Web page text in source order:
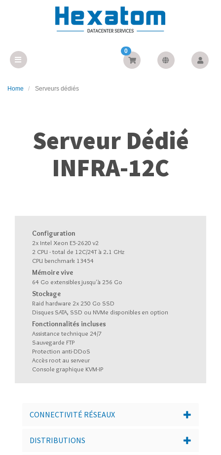
0
Home Serveurs dédiés
Serveur Dédié
INFRA-12C
Configuration
2x Intel Xeon E5-2620 v2
2 CPU - total de 12C/24T à 2.1 GHz
CPU benchmark 13454
Mémoire vive
64 Go extensibles jusqu'à 256 Go
Stockage
Raid hardware 2x 250 Go SSD
Disques SATA, SSD ou NVMe disponibles en option
Fonctionnalités incluses
Assistance technique 24/7
Sauvegarde FTP
Protection anti-DDoS
Accès root au serveur
Console graphique KVM-IP
CONNECTIVITÉ RÉSEAUX
DISTRIBUTIONS